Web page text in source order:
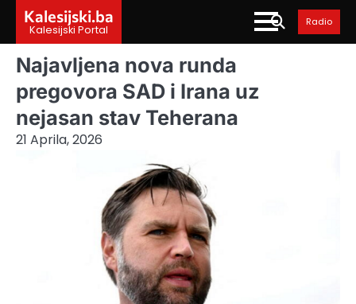
content
Kalesijski.ba
Kalesijski Portal
Radio
Najavljena nova runda
pregovora SAD i Irana uz
nejasan stav Teherana
21 Aprila, 2026